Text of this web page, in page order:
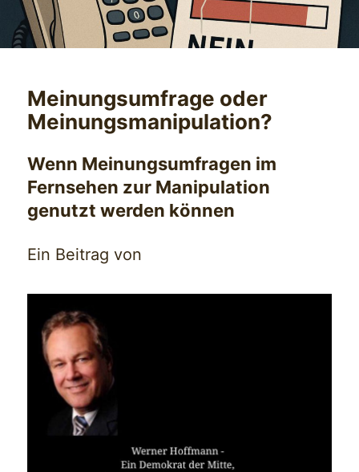
Meinungsumfrage oder
Meinungsmanipulation?
Wenn Meinungsumfragen im
Fernsehen zur Manipulation
genutzt werden können
Ein Beitrag von